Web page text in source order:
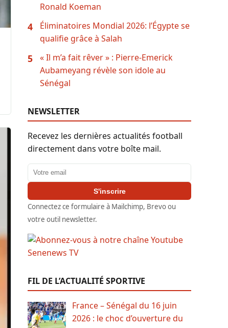
Ronald Koeman
4
Éliminatoires Mondial 2026: l’Égypte se
qualifie grâce à Salah
5
« Il m’a fait rêver » : Pierre-Emerick
Aubameyang révèle son idole au
Sénégal
NEWSLETTER
Recevez les dernières actualités football
directement dans votre boîte mail.
Adresse email
S'inscrire
Connectez ce formulaire à Mailchimp, Brevo ou
votre outil newsletter.
FIL DE L’ACTUALITÉ SPORTIVE
France – Sénégal du 16 juin
2026 : le choc d’ouverture du